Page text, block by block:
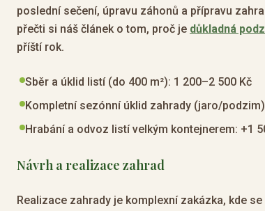
poslední sečení, úpravu záhonů a přípravu
přečti si náš článek o tom, proč je důkladná
příští rok.
Sběr a úklid listí (do 400 m²): 1 200–2 500 Kč
Kompletní sezónní úklid zahrady (jaro/
Hrabání a odvoz listí velkým kontejnerem: +1
Návrh a realizace zahrad
Realizace zahrady je komplexní zakázka, kde